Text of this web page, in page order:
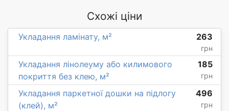
Схожі ціни
Укладання ламінату, м² 263
грн
Укладання лінолеуму або килимового
покриття без клею, м²
185
грн
Укладання паркетної дошки на підлогу
(клей), м²
496
грн